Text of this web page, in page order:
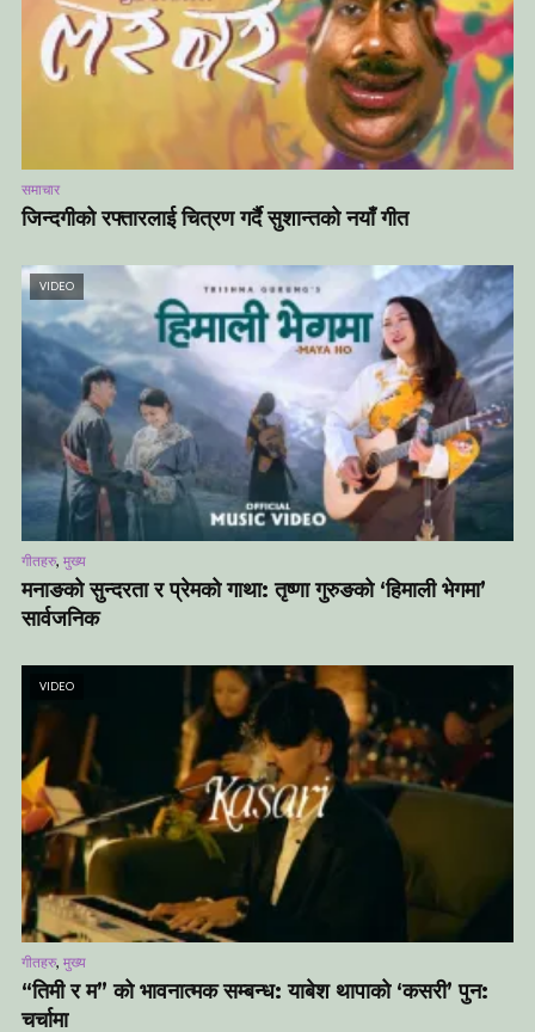
समाचार
जिन्दगीको रफ्तारलाई चित्रण गर्दै सुशान्तको नयाँ गीत
VIDEO
गीतहरु, मुख्य
मनाङको सुन्दरता र प्रेमको गाथा: तृष्णा गुरुङको ‘हिमाली भेगमा’
सार्वजनिक
VIDEO
गीतहरु, मुख्य
“तिमी र म” को भावनात्मक सम्बन्ध: याबेश थापाको ‘कसरी’ पुन:
चर्चामा